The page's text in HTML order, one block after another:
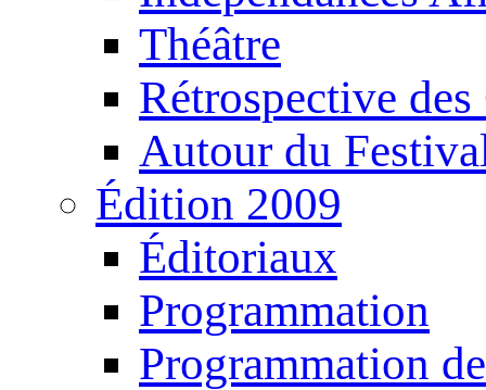
Théâtre
Rétrospective
Autour du
Édition 2009
Éditoriaux
Programmation
Programmation